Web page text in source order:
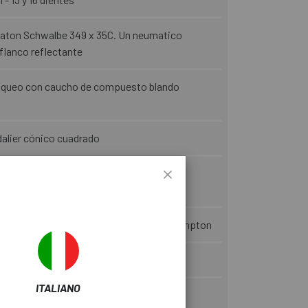
Schwalbe 349 x 35C. Un neumatico
reflectante
con caucho de compuesto blando
cónico cuadrado
de interruptor Brompton de 2 y 3
frontal para todo tipo de equipaje Brompton
ITALIANO